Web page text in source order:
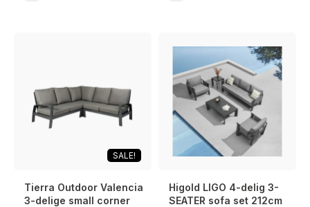
SALE!
Tierra Outdoor Valencia
3-delige small corner
Higold LIGO 4-delig 3-
SEATER sofa set 212cm